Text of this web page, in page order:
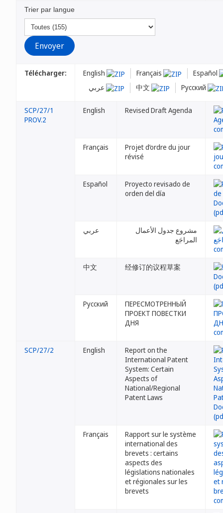
Trier par langue
Télécharger: English Français
Español
中文 Русский
SCP/27/1
PROV.2
English Revised Draft Agenda
Français
Projet d’ordre du jour
révisé
Español
Proyecto revisado de
orden del día
عربي
مشروع جدول الأعمال
المراجَع
中文 经修订的议程草案
Русский
ПЕРЕСМОТРЕННЫЙ
ПРОЕКТ ПОВЕСТКИ
ДНЯ
SCP/27/2 English
Report on the
International Patent
System: Certain
Aspects of
National/Regional
Patent Laws
Français
Rapport sur le système
international des
brevets : certains
aspects des
législations nationales
et régionales sur les
brevets